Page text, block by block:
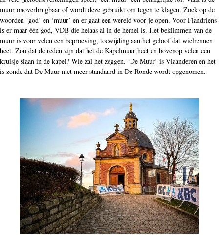
muur onoverbrugbaar of wordt deze gebruikt om tegen te klagen. Zoek op de
woorden ‘god’ en ‘muur’ en er gaat een wereld voor je open. Voor Flandriens
is er maar één god, VDB die helaas al in de hemel is. Het beklimmen van de
muur is voor velen een beproeving, toewijding aan het geloof dat wielrennen
heet. Zou dat de reden zijn dat het de Kapelmuur heet en bovenop velen een
kruisje slaan in de kapel? Wie zal het zeggen. ‘De Muur’ is Vlaanderen en het
is zonde dat De Muur niet meer standaard in De Ronde wordt opgenomen.